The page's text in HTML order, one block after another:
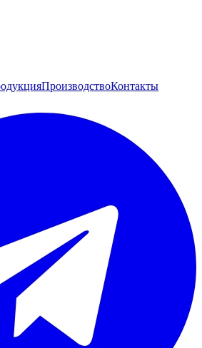
ПроизводствоКонтакты